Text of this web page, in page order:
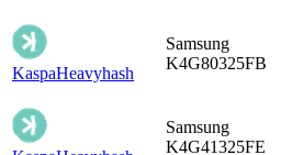
KaspaHeavyhash
Samsung
K4G80325FB
Samsung
K4G41325FE